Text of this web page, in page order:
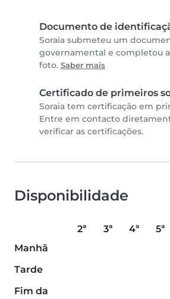
Documento de
Soraia submeteu um
governamental e completou
foto. Saber mais
Certificado de primeiros
Soraia tem certificação em
Entre em contacto
verificar as certificações.
Disponibilidade
2ª 3ª 4ª 5ª
Manhã
Tarde
Fim da